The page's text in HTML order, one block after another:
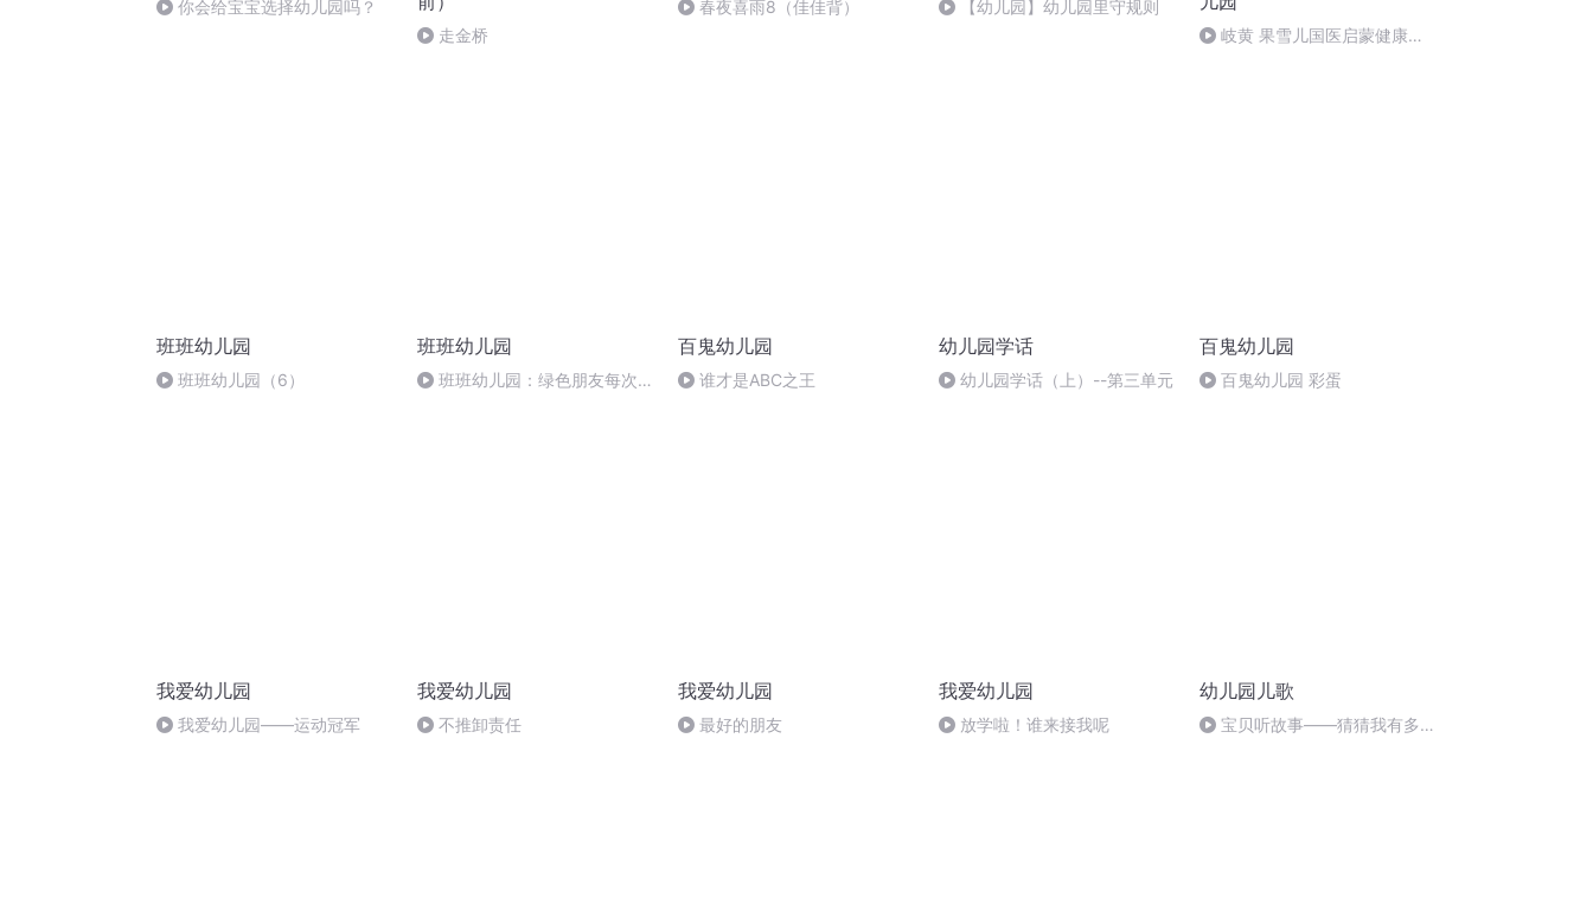
你会给宝宝选择幼儿园吗？
走金桥
春夜喜雨8（佳佳背） 【幼儿园】幼儿园里守规则
岐黄 果雪儿国医启蒙健康教
班班幼儿园
班班幼儿园（6）
班班幼儿园
班班幼儿园：绿色朋友每次考
百鬼幼儿园
谁才是ABC之王
幼儿园学话
幼儿园学话（上）--第三单元
百鬼幼儿园
百鬼幼儿园 彩蛋
我爱幼儿园
我爱幼儿园——运动冠军
我爱幼儿园
不推卸责任
我爱幼儿园
最好的朋友
我爱幼儿园
放学啦！谁来接我呢
幼儿园儿歌
宝贝听故事——猜猜我有多爱